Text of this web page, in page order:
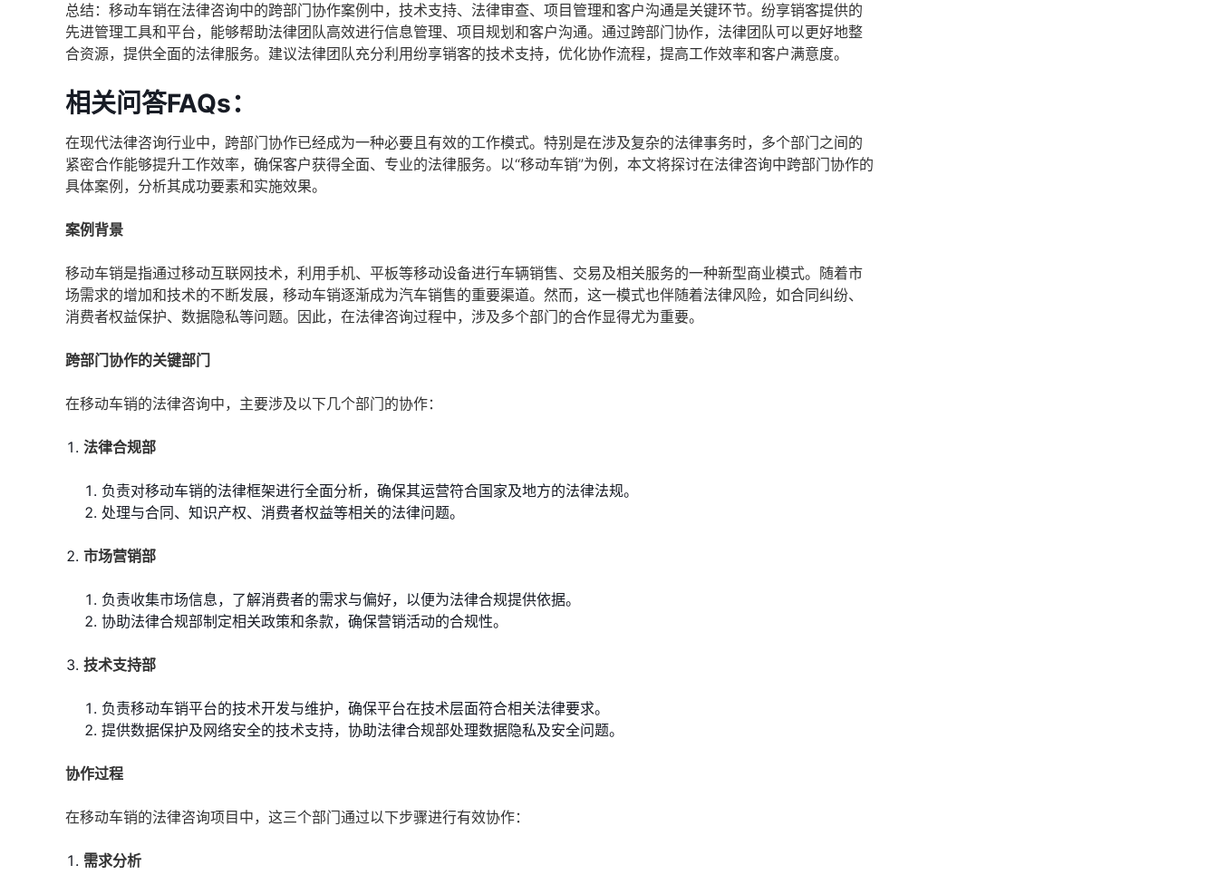
总结：移动车销在法律咨询中的跨部门协作案例中，技术支持、法律审查、项目管理和客户沟通是关键环节。纷享销客提供的
先进管理工具和平台，能够帮助法律团队高效进行信息管理、项目规划和客户沟通。通过跨部门协作，法律团队可以更好地整
合资源，提供全面的法律服务。建议法律团队充分利用纷享销客的技术支持，优化协作流程，提高工作效率和客户满意度。
相关问答FAQs：
在现代法律咨询行业中，跨部门协作已经成为一种必要且有效的工作模式。特别是在涉及复杂的法律事务时，多个部门之间的
紧密合作能够提升工作效率，确保客户获得全面、专业的法律服务。以“移动车销”为例，本文将探讨在法律咨询中跨部门协作的
具体案例，分析其成功要素和实施效果。
案例背景
移动车销是指通过移动互联网技术，利用手机、平板等移动设备进行车辆销售、交易及相关服务的一种新型商业模式。随着市
场需求的增加和技术的不断发展，移动车销逐渐成为汽车销售的重要渠道。然而，这一模式也伴随着法律风险，如合同纠纷、
消费者权益保护、数据隐私等问题。因此，在法律咨询过程中，涉及多个部门的合作显得尤为重要。
跨部门协作的关键部门
在移动车销的法律咨询中，主要涉及以下几个部门的协作：
法律合规部
负责对移动车销的法律框架进行全面分析，确保其运营符合国家及地方的法律法规。
处理与合同、知识产权、消费者权益等相关的法律问题。
市场营销部
负责收集市场信息，了解消费者的需求与偏好，以便为法律合规提供依据。
协助法律合规部制定相关政策和条款，确保营销活动的合规性。
技术支持部
负责移动车销平台的技术开发与维护，确保平台在技术层面符合相关法律要求。
提供数据保护及网络安全的技术支持，协助法律合规部处理数据隐私及安全问题。
协作过程
在移动车销的法律咨询项目中，这三个部门通过以下步骤进行有效协作：
需求分析